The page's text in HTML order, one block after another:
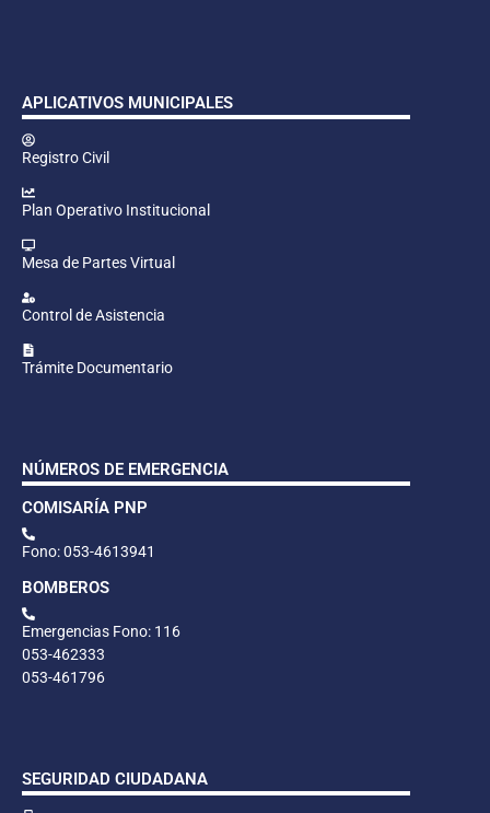
APLICATIVOS MUNICIPALES
Registro Civil
Plan Operativo Institucional
Mesa de Partes Virtual
Control de Asistencia
Trámite Documentario
NÚMEROS DE EMERGENCIA
COMISARÍA PNP
Fono: 053-4613941
BOMBEROS
Emergencias Fono: 116
053-462333
053-461796
SEGURIDAD CIUDADANA